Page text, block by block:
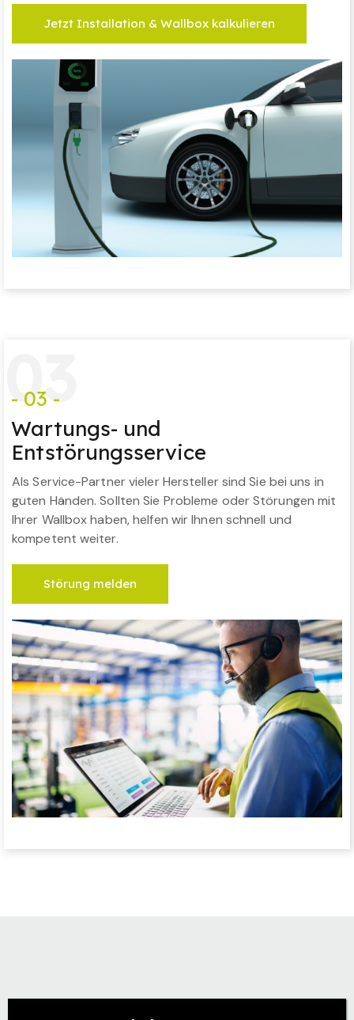
Jetzt Installation & Wallbox kalkulieren
03
- 03 -
Wartungs- und
Entstörungsservice
Als Service-Partner vieler Hersteller sind Sie bei uns in
guten Händen. Sollten Sie Probleme oder Störungen mit
Ihrer Wallbox haben, helfen wir Ihnen schnell und
kompetent weiter.
Störung melden